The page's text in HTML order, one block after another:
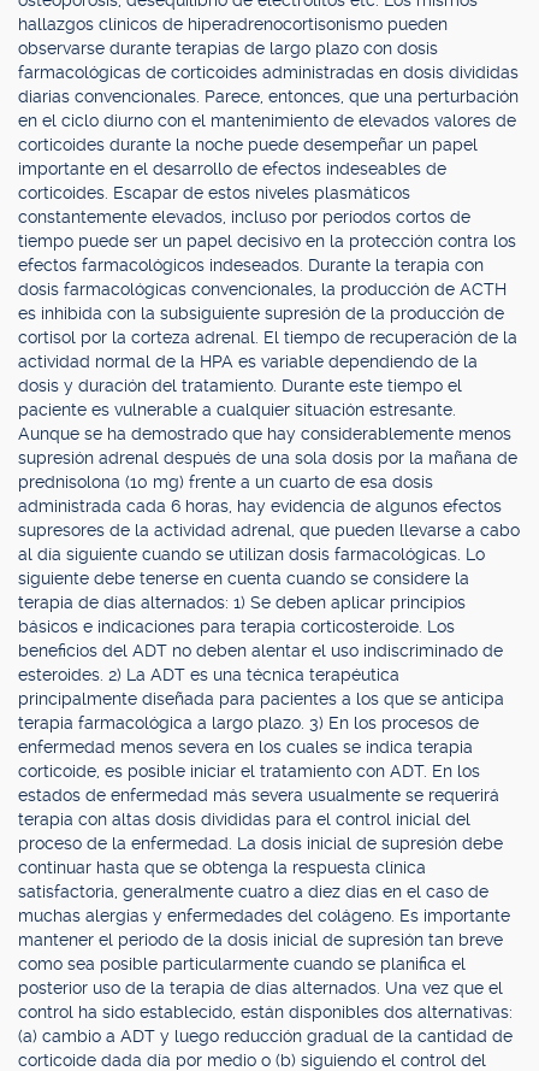
hallazgos clínicos de hiperadrenocortisonismo pueden
observarse durante terapias de largo plazo con dosis
farmacológicas de corticoides administradas en dosis divididas
diarias convencionales. Parece, entonces, que una perturbación
en el ciclo diurno con el mantenimiento de elevados valores de
corticoides durante la noche puede desempeñar un papel
importante en el desarrollo de efectos indeseables de
corticoides. Escapar de estos niveles plasmáticos
constantemente elevados, incluso por períodos cortos de
tiempo puede ser un papel decisivo en la protección contra los
efectos farmacológicos indeseados. Durante la terapia con
dosis farmacológicas convencionales, la producción de ACTH
es inhibida con la subsiguiente supresión de la producción de
cortisol por la corteza adrenal. El tiempo de recuperación de la
actividad normal de la HPA es variable dependiendo de la
dosis y duración del tratamiento. Durante este tiempo el
paciente es vulnerable a cualquier situación estresante.
Aunque se ha demostrado que hay considerablemente menos
supresión adrenal después de una sola dosis por la mañana de
prednisolona (10 mg) frente a un cuarto de esa dosis
administrada cada 6 horas, hay evidencia de algunos efectos
supresores de la actividad adrenal, que pueden llevarse a cabo
al día siguiente cuando se utilizan dosis farmacológicas. Lo
siguiente debe tenerse en cuenta cuando se considere la
terapia de días alternados: 1) Se deben aplicar principios
básicos e indicaciones para terapia corticosteroide. Los
beneficios del ADT no deben alentar el uso indiscriminado de
esteroides. 2) La ADT es una técnica terapéutica
principalmente diseñada para pacientes a los que se anticipa
terapia farmacológica a largo plazo. 3) En los procesos de
enfermedad menos severa en los cuales se indica terapia
corticoide, es posible iniciar el tratamiento con ADT. En los
estados de enfermedad más severa usualmente se requerirá
terapia con altas dosis divididas para el control inicial del
proceso de la enfermedad. La dosis inicial de supresión debe
continuar hasta que se obtenga la respuesta clínica
satisfactoria, generalmente cuatro a diez días en el caso de
muchas alergias y enfermedades del colágeno. Es importante
mantener el periodo de la dosis inicial de supresión tan breve
como sea posible particularmente cuando se planifica el
posterior uso de la terapia de días alternados. Una vez que el
control ha sido establecido, están disponibles dos alternativas:
(a) cambio a ADT y luego reducción gradual de la cantidad de
corticoide dada día por medio o (b) siguiendo el control del